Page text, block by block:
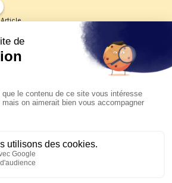
Article
Les reportages d'été 2026 de KTO
La visite pastorale du pape Léon
XIV à Assise à suivre sur KTO le
jeudi 6 août
Le pape en Uruguay, Argentine et
Pérou du 6 au 17 novembre 2026